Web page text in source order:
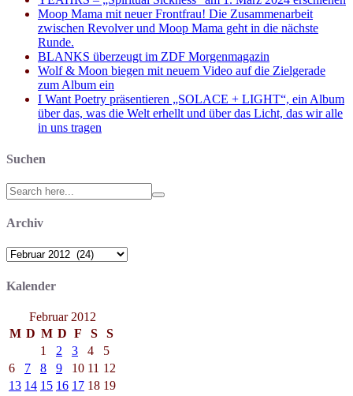
Moop Mama mit neuer Frontfrau! Die Zusammenarbeit
zwischen Revolver und Moop Mama geht in die nächste
Runde.
BLANKS überzeugt im ZDF Morgenmagazin
Wolf & Moon biegen mit neuem Video auf die Zielgerade
zum Album ein
I Want Poetry präsentieren „SOLACE + LIGHT“, ein Album
über das, was die Welt erhellt und über das Licht, das wir alle
in uns tragen
Suchen
Search
for:
Archiv
Archiv
Kalender
Februar 2012
M D M D F S
S
1
2 3 4
5
6
7 8 9 10 11 12
13 14 15 16 17 18 19